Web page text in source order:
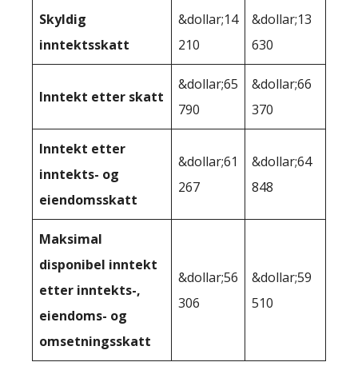
Skyldig
inntektsskatt
&dollar;14
210
&dollar;13
630
Inntekt etter skatt
&dollar;65
790
&dollar;66
370
Inntekt etter
inntekts- og
eiendomsskatt
&dollar;61
267
&dollar;64
848
Maksimal
disponibel inntekt
etter inntekts-,
eiendoms- og
omsetningsskatt
&dollar;56
306
&dollar;59
510